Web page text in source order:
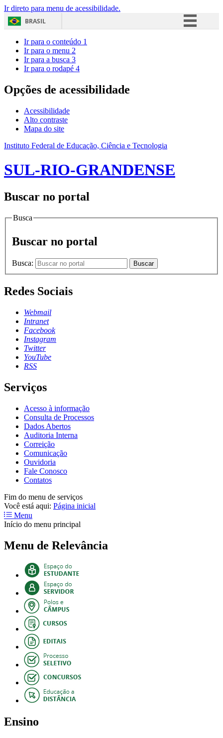
Ir direto para menu de acessibilidade.
BRASIL
Acesso à informação
Ir para o conteúdo 1
Ir para o menu 2
Ir para a busca 3
Ir para o rodapé 4
Opções de acessibilidade
Acessibilidade
Alto contraste
Mapa do site
Instituto Federal de Educação, Ciência e Tecnologia
SUL-RIO-GRANDENSE
Buscar no portal
Busca
Buscar no portal
Busca: Buscar
Redes Sociais
Webmail
Intranet
Facebook
Instagram
Twitter
YouTube
RSS
Serviços
Acesso à informação
Consulta de Processos
Dados Abertos
Auditoria Interna
Correição
Comunicação
Ouvidoria
Fale Conosco
Contatos
Fim do menu de serviços
Você está aqui: Página inicial
Menu
Início do menu principal
Menu de Relevância
Ensino